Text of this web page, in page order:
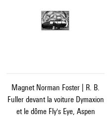
Magnet Norman Foster | R. B.
Fuller devant la voiture Dymaxion
et le dôme Fly's Eye, Aspen